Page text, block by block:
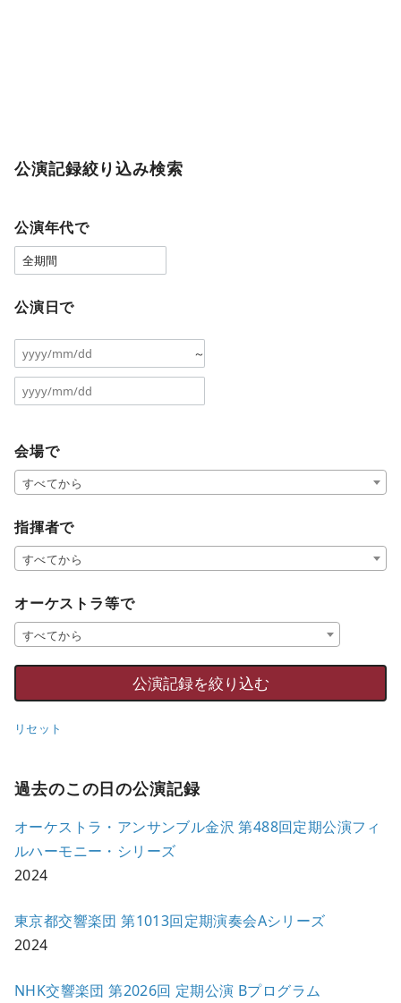
公演記録絞り込み検索
公演年代で
公演日で
～
会場で
すべてから
指揮者で
すべてから
オーケストラ等で
すべてから
リセット
過去のこの日の公演記録
オーケストラ・アンサンブル金沢 第488回定期公演フィ
ルハーモニー・シリーズ
2024
東京都交響楽団 第1013回定期演奏会Aシリーズ
2024
NHK交響楽団 第2026回 定期公演 Bプログラム